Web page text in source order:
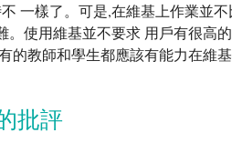
一樣了。可是,在維基上作業並
。使用維基並不要求 用戶有很高
的教師和學生都應該有能力在維
批評